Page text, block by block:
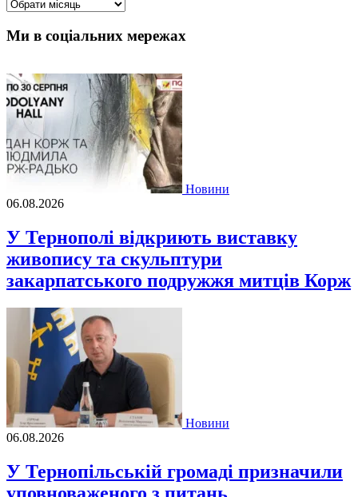
Ми в соціальних мережах
Новини
06.08.2026
У Тернополі відкриють виставку
живопису та скульптури
закарпатського подружжя митців Корж
Новини
06.08.2026
У Тернопільській громаді призначили